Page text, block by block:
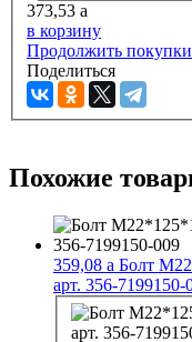
373,53 a
в корзину
Продолжить покупки
Поделиться
Похожие
359,08 a Болт
арт. 356-7199150-